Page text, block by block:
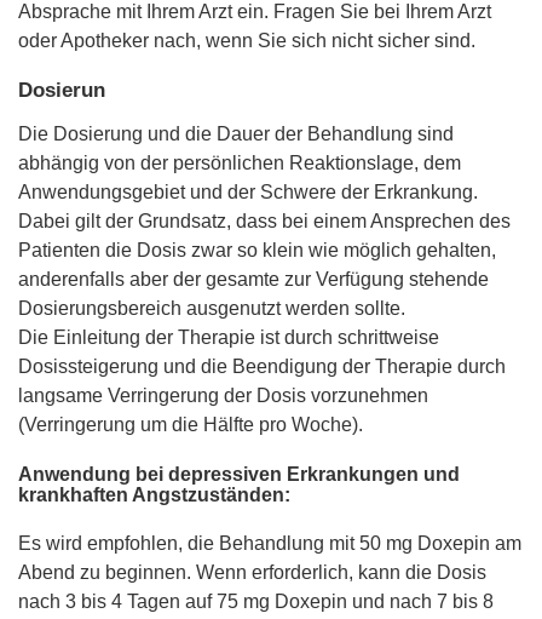
Absprache mit Ihrem Arzt ein. Fragen Sie bei Ihrem Arzt
oder Apotheker nach, wenn Sie sich nicht sicher sind.
Dosierun
Die Dosierung und die Dauer der Behandlung sind
abhängig von der persönlichen Reaktionslage, dem
Anwendungsgebiet und der Schwere der Erkrankung.
Dabei gilt der Grundsatz, dass bei einem Ansprechen des
Patienten die Dosis zwar so klein wie möglich gehalten,
anderenfalls aber der gesamte zur Verfügung stehende
Dosierungsbereich ausgenutzt werden sollte.
Die Einleitung der Therapie ist durch schrittweise
Dosissteigerung und die Beendigung der Therapie durch
langsame Verringerung der Dosis vorzunehmen
(Verringerung um die Hälfte pro Woche).
Anwendung bei depressiven Erkrankungen und
krankhaften Angstzuständen:
Es wird empfohlen, die Behandlung mit 50 mg Doxepin am
Abend zu beginnen. Wenn erforderlich, kann die Dosis
nach 3 bis 4 Tagen auf 75 mg Doxepin und nach 7 bis 8